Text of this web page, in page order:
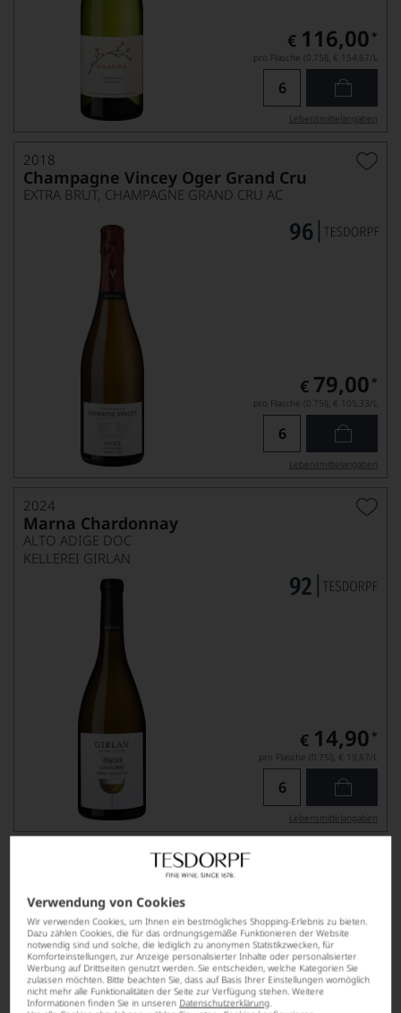
Verwendung von Cookies
Wir verwenden Cookies, um Ihnen ein bestmögliches Shopping-Erlebnis zu bieten.
Dazu zählen Cookies, die für das ordnungsgemäße Funktionieren der Website
notwendig sind und solche, die lediglich zu anonymen Statistikzwecken, für
Komforteinstellungen, zur Anzeige personalisierter Inhalte oder personalisierter
Werbung auf Drittseiten genutzt werden. Sie entscheiden, welche Kategorien Sie
zulassen möchten. Bitte beachten Sie, dass auf Basis Ihrer Einstellungen womöglich
nicht mehr alle Funktionalitäten der Seite zur Verfügung stehen. Weitere
Informationen finden Sie in unseren Datenschutzerklärung.
€ 116,00 *
pro Flasche (0.75l), € 154,67/L
Lebensmittel­angaben
2018
Champagne Vincey Oger Grand Cru
EXTRA BRUT, CHAMPAGNE GRAND CRU AC
€ 79,00 *
pro Flasche (0.75l), € 105,33/L
Lebensmittel­angaben
2024
Marna Chardonnay
ALTO ADIGE DOC
KELLEREI GIRLAN
€ 14,90 *
pro Flasche (0.75l), € 19,87/L
Lebensmittel­angaben
Chardonnay Drei Dörfer
TROCKEN, BADEN
WEINGUT FRANZ KELLER